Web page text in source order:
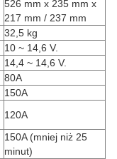
526 mm x 235 mm x
217 mm / 237 mm
32,5 kg
10 ~ 14,6 V.
14,4 ~ 14,6 V.
80A
150A
120A
150A (mniej niż 25
minut)